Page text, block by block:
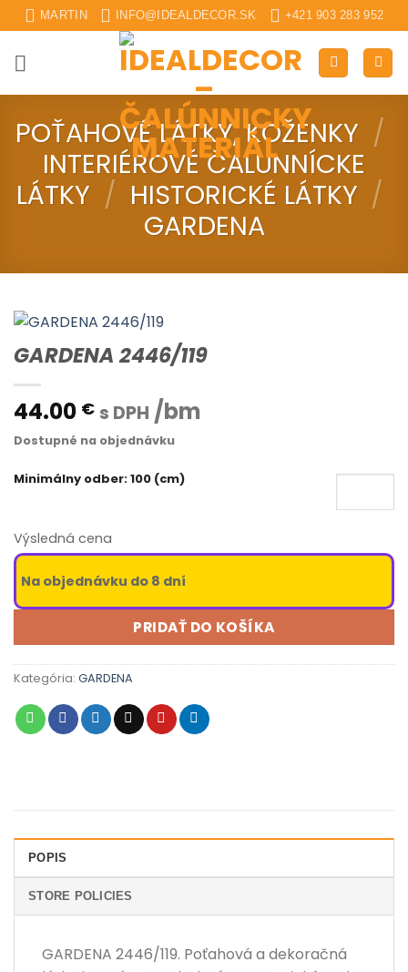
Skip
to
content
MARTIN INFO@IDEALDECOR.SK +421 903 283 952
POŤAHOVÉ LÁTKY, KOŽENKY /
INTERIÉROVÉ ČALUNNÍCKE
LÁTKY / HISTORICKÉ LÁTKY /
GARDENA
GARDENA 2446/119
44.00 € s DPH /bm
Dostupné na objednávku
Minimálny odber: 100 (cm)
Výsledná cena
Na objednávku do 8 dní
PRIDAŤ DO KOŠÍKA
Kategória: GARDENA
POPIS
STORE POLICIES
GARDENA 2446/119. Poťahová a dekoračná